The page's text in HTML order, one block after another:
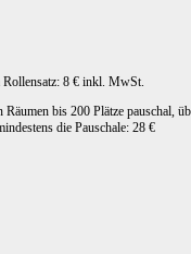
8 € inkl. MwSt.
bis 200 Plätze pauschal,
die Pauschale: 28 €